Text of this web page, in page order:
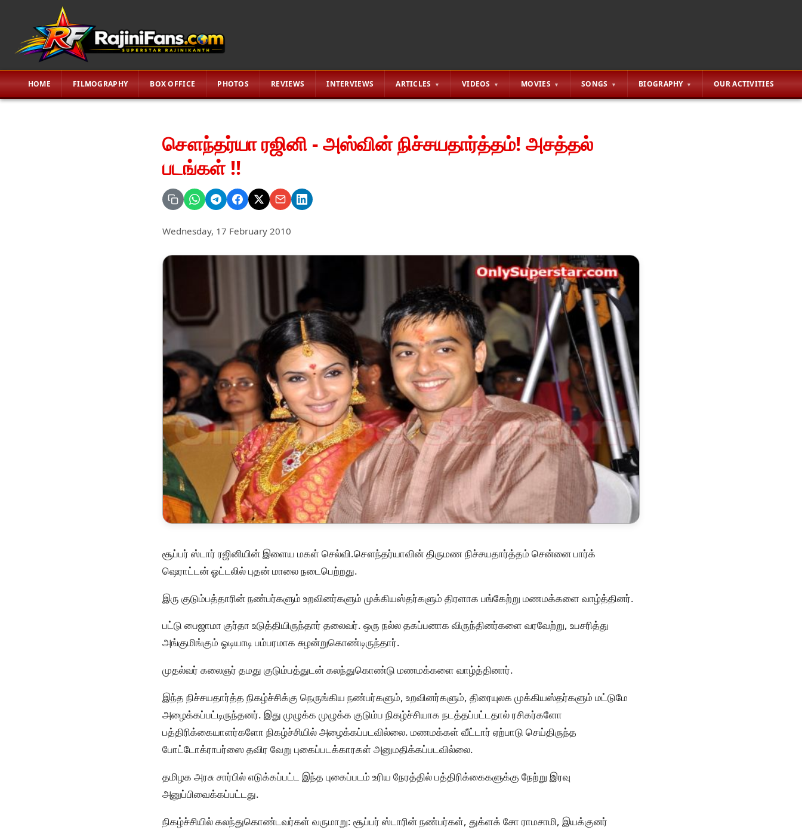
HOME FILMOGRAPHY BOX OFFICE PHOTOS REVIEWS INTERVIEWS ARTICLES VIDEOS MOVIES SONGS BIOGRAPHY OUR ACTIVITIES
சௌந்தர்யா ரஜினி - அஸ்வின் நிச்சயதார்த்தம்! அசத்தல்
படங்கள் !!
Wednesday, 17 February 2010
சூப்பர் ஸ்டார் ரஜினியின் இளைய மகள் செல்வி.சௌந்தர்யாவின் திருமண நிச்சயதார்த்தம் சென்னை பார்க்
ஷெராட்டன் ஓட்டலில் புதன் மாலை நடைபெற்றது.
இரு குடும்பத்தாரின் நண்பர்களும் உறவினர்களும் முக்கியஸ்தர்களும் திரளாக பங்கேற்று மணமக்களை வாழ்த்தினர்.
பட்டு பைஜாமா குர்தா உடுத்தியிருந்தார் தலைவர். ஒரு நல்ல தகப்பனாக விருந்தினர்களை வரவேற்று, உபசரித்து
அங்குமிங்கும் ஓடியாடி பம்பரமாக சுழன்றுகொண்டிருந்தார்.
முதல்வர் கலைஞர் தமது குடும்பத்துடன் கலந்துகொண்டு மணமக்களை வாழ்த்தினார்.
இந்த நிச்சயதார்த்த நிகழ்ச்சிக்கு நெருங்கிய நண்பர்களும், உறவினர்களும், திரையுலக முக்கியஸ்தர்களும் மட்டுமே
அழைக்கப்பட்டிருந்தனர். இது முழுக்க முழுக்க குடும்ப நிகழ்ச்சியாக நடத்தப்பட்டதால் ரசிகர்களோ
பத்திரிக்கையாளர்களோ நிகழ்ச்சியில் அழைக்கப்படவில்லை. மணமக்கள் வீட்டார் ஏற்பாடு செய்திருந்த
போட்டோக்ராபர்ஸை தவிர வேறு புகைப்படக்காரகள் அனுமதிக்கப்படவில்லை.
தமிழக அரசு சார்பில் எடுக்கப்பட்ட இந்த புகைப்படம் உரிய நேரத்தில் பத்திரிக்கைகளுக்கு நேற்று இரவு
அனுப்பிவைக்கப்பட்டது.
நிகழ்ச்சியில் கலந்துகொண்டவர்கள் வருமாறு: சூப்பர் ஸ்டாரின் நண்பர்கள், துக்ளக் சோ ராமசாமி, இயக்குனர்